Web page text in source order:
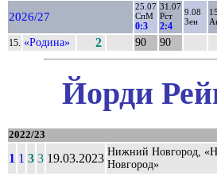
2026/27
25.07
СпМ
0:3
31.07
Рст
2:4
9.08
Зен
15. «Родина» 2 90 90
Йорди
2022/23
1 1 3 3 19.03.2023 Нижний Новгород,
Новгород»